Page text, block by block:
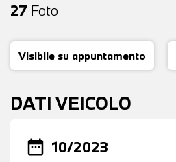
27 Foto
Visibile su appuntamento
DATI VEICOLO
date_range 10/2023